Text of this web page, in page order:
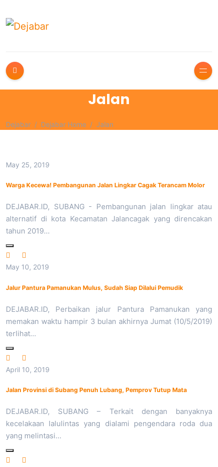
Jalan
Dejabar Dejabar Home Jalan
May 25, 2019
Warga Kecewa! Pembangunan Jalan Lingkar Cagak Terancam Molor
DEJABAR.ID, SUBANG - Pembangunan jalan lingkar atau
alternatif di kota Kecamatan Jalancagak yang direncakan
tahun 2019…
May 10, 2019
Jalur Pantura Pamanukan Mulus, Sudah Siap Dilalui Pemudik
DEJABAR.ID, Perbaikan jalur Pantura Pamanukan yang
memakan waktu hampir 3 bulan akhirnya Jumat (10/5/2019)
terlihat…
April 10, 2019
Jalan Provinsi di Subang Penuh Lubang, Pemprov Tutup Mata
DEJABAR.ID, SUBANG – Terkait dengan banyaknya
kecelakaan lalulintas yang dialami pengendara roda dua
yang melintasi…